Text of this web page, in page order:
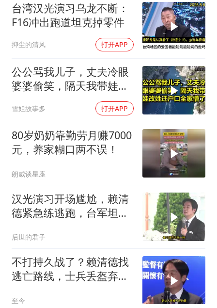
台湾汉光演习乌龙不断：
F16冲出跑道坦克掉零件
抑尘的清风 打开APP
公公骂我儿子，丈夫冷眼
婆婆偷笑，隔天我带娃改
姓迁户口全家懵了！
雪姐故事多 打开APP
80岁奶奶靠勤劳月赚7000
元，养家糊口两不误！
朗威谈星座
汉光演习开场尴尬，赖清
德紧急练逃跑，台军坦克
后世的君子
不打持久战了？赖清德找
逃亡路线，士兵丢盔弃
至今